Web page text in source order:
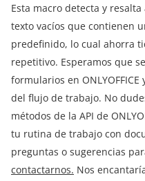
Esta macro detecta y
texto vacíos que contienen
predefinido, lo cual ahorra
repetitivo. Esperamos que
formularios en
del flujo de trabajo. No
métodos de la API de
tu rutina de trabajo con
preguntas o sugerencias
contactarnos. Nos